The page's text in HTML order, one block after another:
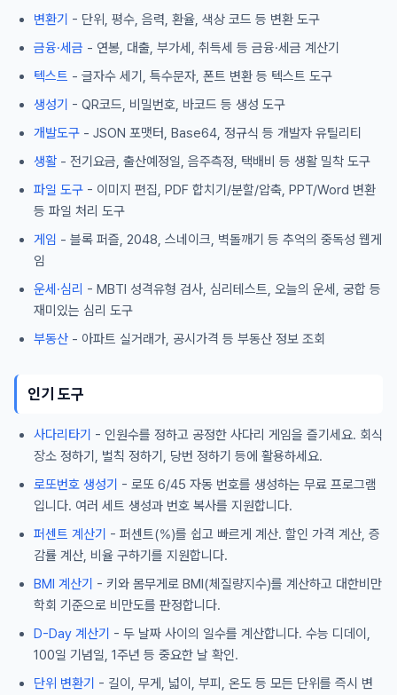
변환기 - 단위, 평수, 음력, 환율, 색상 코드 등 변환 도구
금융·세금 - 연봉, 대출, 부가세, 취득세 등 금융·세금 계산기
텍스트 - 글자수 세기, 특수문자, 폰트 변환 등 텍스트 도구
생성기 - QR코드, 비밀번호, 바코드 등 생성 도구
개발도구 - JSON 포맷터, Base64, 정규식 등 개발자 유틸리티
생활 - 전기요금, 출산예정일, 음주측정, 택배비 등 생활 밀착 도구
파일 도구 - 이미지 편집, PDF 합치기/분할/압축, PPT/Word 변환
등 파일 처리 도구
게임 - 블록 퍼즐, 2048, 스네이크, 벽돌깨기 등 추억의 중독성 웹게
임
운세·심리 - MBTI 성격유형 검사, 심리테스트, 오늘의 운세, 궁합 등
재미있는 심리 도구
부동산 - 아파트 실거래가, 공시가격 등 부동산 정보 조회
인기 도구
사다리타기 - 인원수를 정하고 공정한 사다리 게임을 즐기세요. 회식
장소 정하기, 벌칙 정하기, 당번 정하기 등에 활용하세요.
로또번호 생성기 - 로또 6/45 자동 번호를 생성하는 무료 프로그램
입니다. 여러 세트 생성과 번호 복사를 지원합니다.
퍼센트 계산기 - 퍼센트(%)를 쉽고 빠르게 계산. 할인 가격 계산, 증
감률 계산, 비율 구하기를 지원합니다.
BMI 계산기 - 키와 몸무게로 BMI(체질량지수)를 계산하고 대한비만
학회 기준으로 비만도를 판정합니다.
D-Day 계산기 - 두 날짜 사이의 일수를 계산합니다. 수능 디데이,
100일 기념일, 1주년 등 중요한 날 확인.
단위 변환기 - 길이, 무게, 넓이, 부피, 온도 등 모든 단위를 즉시 변